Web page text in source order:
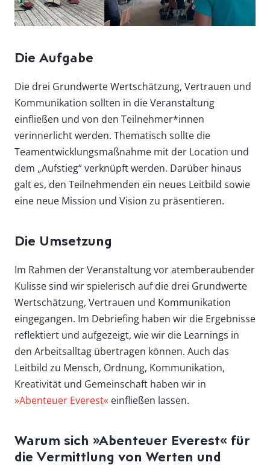
Die Aufgabe
Die drei Grundwerte Wertschätzung, Vertrauen und
Kommunikation sollten in die Veranstaltung
einfließen und von den Teilnehmer*innen
verinnerlicht werden. Thematisch sollte die
Teamentwicklungsmaßnahme mit der Location und
dem „Aufstieg“ verknüpft werden. Darüber hinaus
galt es, den Teilnehmenden ein neues Leitbild sowie
eine neue Mission und Vision zu präsentieren.
Die Umsetzung
Im Rahmen der Veranstaltung vor atemberaubender
Kulisse sind wir spielerisch auf die drei Grundwerte
Wertschätzung, Vertrauen und Kommunikation
eingegangen. Im Debriefing haben wir die Ergebnisse
reflektiert und aufgezeigt, wie wir die Learnings in
den Arbeitsalltag übertragen können. Auch das
Leitbild zu Mensch, Ordnung, Kommunikation,
Kreativität und Gemeinschaft haben wir in
»Abenteuer Everest« einfließen lassen.
Warum sich »Abenteuer Everest« für
die Vermittlung von Werten und